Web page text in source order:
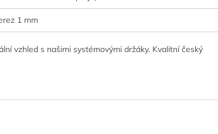
1 mm
vzhled s našimi systémovými držáky. Kvalitní český